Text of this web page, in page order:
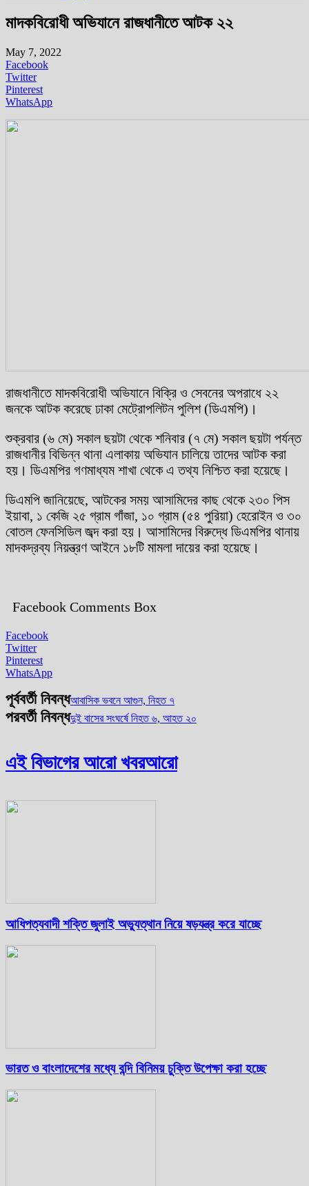
মাদকবিরোধী অভিযানে রাজধানীতে আটক ২২
May 7, 2022
Facebook
Twitter
Pinterest
WhatsApp
রাজধানীতে মাদকবিরোধী অভিযানে বিক্রি ও সেবনের অপরাধে ২২
জনকে আটক করেছে ঢাকা মেট্রোপলিটন পুলিশ (ডিএমপি)।
শুক্রবার (৬ মে) সকাল ছয়টা থেকে শনিবার (৭ মে) সকাল ছয়টা পর্যন্ত
রাজধানীর বিভিন্ন থানা এলাকায় অভিযান চালিয়ে তাদের আটক করা
হয়। ডিএমপির গণমাধ্যম শাখা থেকে এ তথ্য নিশ্চিত করা হয়েছে।
ডিএমপি জানিয়েছে, আটকের সময় আসামিদের কাছ থেকে ২৩০ পিস
ইয়াবা, ১ কেজি ২৫ গ্রাম গাঁজা, ১০ গ্রাম (৫৪ পুরিয়া) হেরোইন ও ৩০
বোতল ফেনসিডিল জব্দ করা হয়। আসামিদের বিরুদ্ধে ডিএমপির থানায়
মাদকদ্রব্য নিয়ন্ত্রণ আইনে ১৮টি মামলা দায়ের করা হয়েছে।
Facebook Comments Box
Facebook
Twitter
Pinterest
WhatsApp
পূর্ববর্তী নিবন্ধআবাসিক ভবনে আগুন, নিহত ৭
পরবর্তী নিবন্ধদুই বাসের সংঘর্ষে নিহত ৬, আহত ২০
এই বিভাগের আরো খবরআরো
আধিপত্যবাদী শক্তি জুলাই অভ্যুত্থান নিয়ে ষড়যন্ত্র করে যাচ্ছে
ভারত ও বাংলাদেশের মধ্যে বন্দি বিনিময় চুক্তি উপেক্ষা করা হচ্ছে